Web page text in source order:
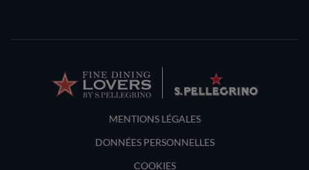
Terms and Conditions
MENTIONS LÉGALES
DONNÉES PERSONNELLES
COOKIES